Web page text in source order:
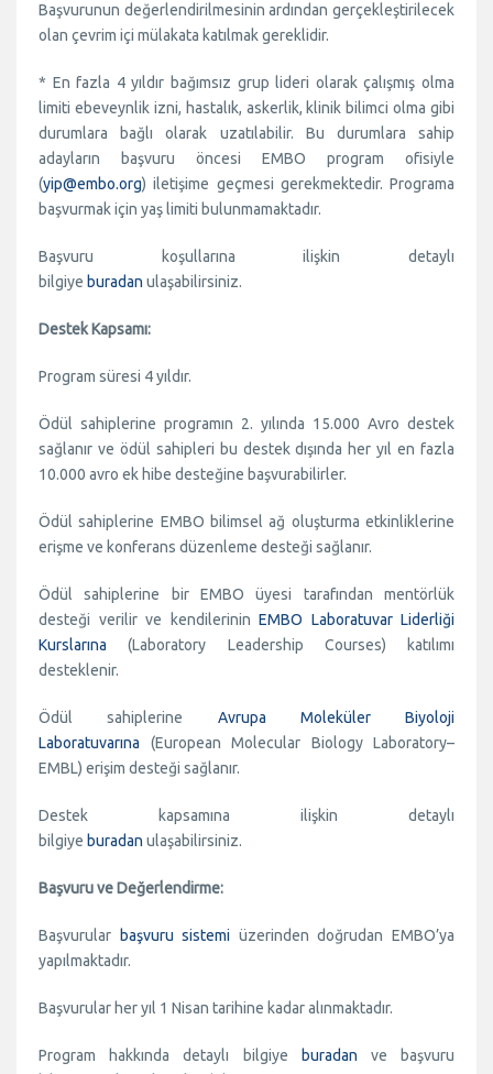
Başvurunun değerlendirilmesinin ardından gerçekleştirilecek
olan çevrim içi mülakata katılmak gereklidir.
* En fazla 4 yıldır bağımsız grup lideri olarak çalışmış olma
limiti ebeveynlik izni, hastalık, askerlik, klinik bilimci olma gibi
durumlara bağlı olarak uzatılabilir. Bu durumlara sahip
adayların başvuru öncesi EMBO program ofisiyle
(yip@embo.org) iletişime geçmesi gerekmektedir. Programa
başvurmak için yaş limiti bulunmamaktadır.
Başvuru koşullarına ilişkin detaylı
bilgiye buradan ulaşabilirsiniz.
Destek Kapsamı:
Program süresi 4 yıldır.
Ödül sahiplerine programın 2. yılında 15.000 Avro destek
sağlanır ve ödül sahipleri bu destek dışında her yıl en fazla
10.000 avro ek hibe desteğine başvurabilirler.
Ödül sahiplerine EMBO bilimsel ağ oluşturma etkinliklerine
erişme ve konferans düzenleme desteği sağlanır.
Ödül sahiplerine bir EMBO üyesi tarafından mentörlük
desteği verilir ve kendilerinin EMBO Laboratuvar Liderliği
Kurslarına (Laboratory Leadership Courses) katılımı
desteklenir.
Ödül sahiplerine Avrupa Moleküler Biyoloji
Laboratuvarına (European Molecular Biology Laboratory–
EMBL) erişim desteği sağlanır.
Destek kapsamına ilişkin detaylı
bilgiye buradan ulaşabilirsiniz.
Başvuru ve Değerlendirme:
Başvurular başvuru sistemi üzerinden doğrudan EMBO’ya
yapılmaktadır.
Başvurular her yıl 1 Nisan tarihine kadar alınmaktadır.
Program hakkında detaylı bilgiye buradan ve başvuru